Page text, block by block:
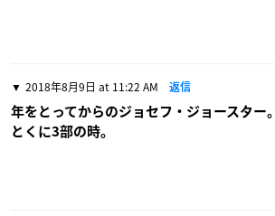
2018年8月9日 at 11:22 AM 返信
年をとってからのジョセフ・ジョースター。
とくに3部の時。